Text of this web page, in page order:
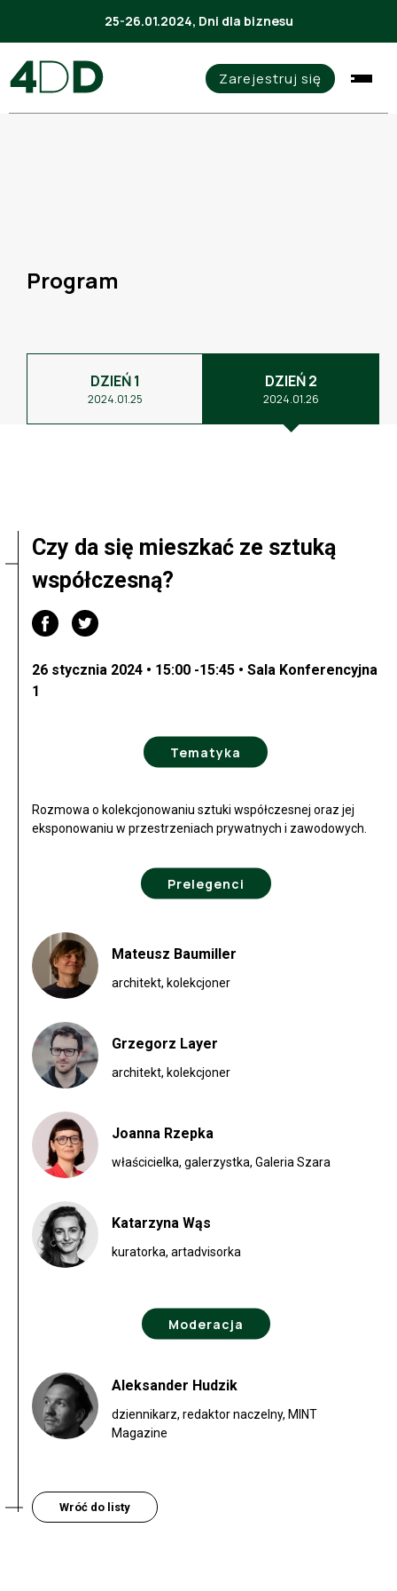
25-26.01.2024, Dni dla biznesu
Zarejestruj się
Program
DZIEŃ 1
2024.01.25
DZIEŃ 2
2024.01.26
Czy da się mieszkać ze sztuką
współczesną?
26 stycznia 2024 • 15:00 -15:45 • Sala Konferencyjna
1
Tematyka
Rozmowa o kolekcjonowaniu sztuki współczesnej oraz jej
eksponowaniu w przestrzeniach prywatnych i zawodowych.
Prelegenci
Mateusz Baumiller
architekt, kolekcjoner
Grzegorz Layer
architekt, kolekcjoner
Joanna Rzepka
właścicielka, galerzystka, Galeria Szara
Katarzyna Wąs
kuratorka, artadvisorka
Moderacja
Aleksander Hudzik
dziennikarz, redaktor naczelny, MINT
Magazine
Wróć do listy